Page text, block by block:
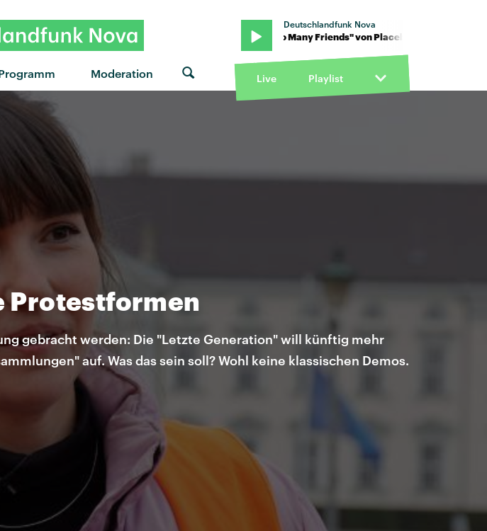
Moderation
Deutschlandfunk Nova
"Too Many Friends" von Placebo · "Too Many Friends" von Placebo · "Too Many Friends"
Live Playlist
Protestformen
gebracht werden: Die "Letzte Generation" will künftig mehr
auf. Was das sein soll? Wohl keine klassischen Demos.